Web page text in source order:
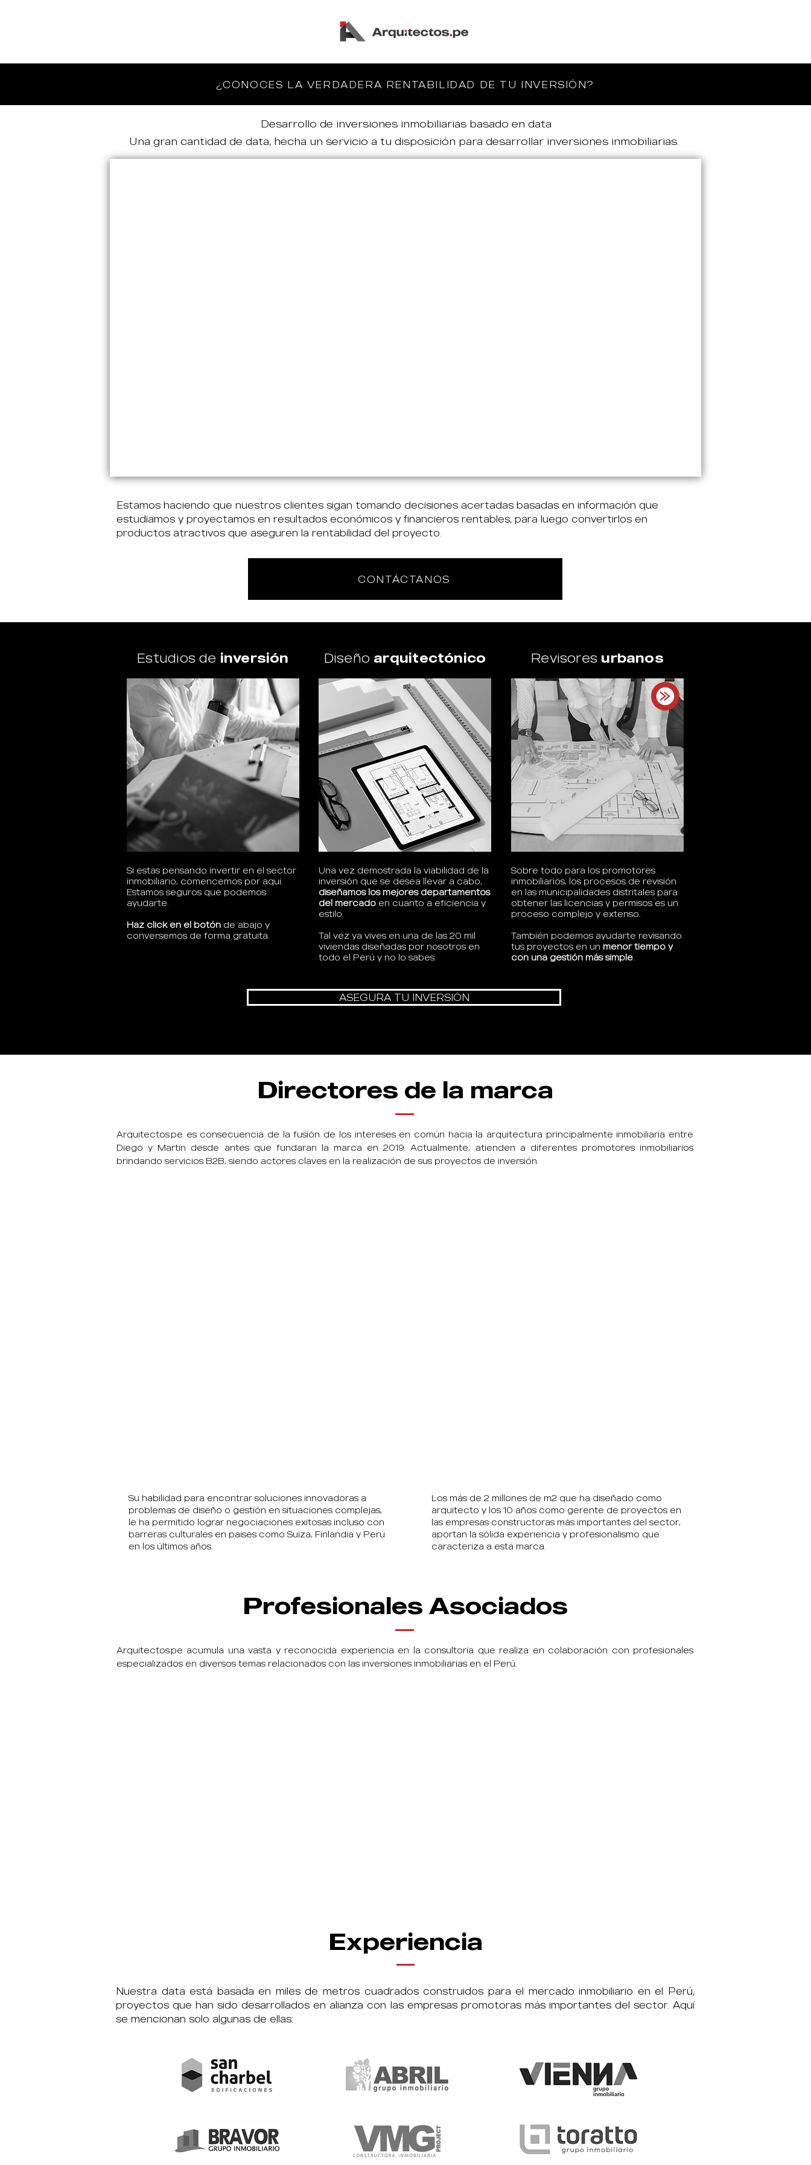
¿CONOCES LA VERDADERA RENTABILIDAD DE TU INVERSIÓN?
Desarrollo de inversiones inmobiliarias basado en data
Una gran cantidad de data, hecha un servicio a tu disposición para desarrollar inversiones inmobiliarias.
Estamos haciendo que nuestros clientes sigan tomando decisiones acertadas basadas en información que
estudiamos y proyectamos en resultados económicos y financieros rentables, para luego convertirlos en
productos atractivos que aseguren la rentabilidad del proyecto.
CONTÁCTANOS
Estudios de inversión
Si estas pensando invertir en el sector
inmobiliario, comencemos por aquí.
Estamos seguros que podemos
ayudarte.
Haz click en el botón de abajo y
conversemos de forma gratuita.
Diseño arquitectónico
Una vez demostrada la viabilidad de la
inversión que se desea llevar a cabo,
diseñamos los mejores departamentos
del mercado en cuanto a eficiencia y
estilo.
Tal vez ya vives en una de las 20 mil
viviendas diseñadas por nosotros en
todo el Perú y no lo sabes.
Revisores urbanos
Sobre todo para los promotores
inmobiliarios, los procesos de revisión
en las municipalidades distritales para
obtener las licencias y permisos es un
proceso complejo y extenso.
También podemos ayudarte revisando
tus proyectos en un menor tiempo y
con una gestión más simple
ASEGURA TU INVERSIÓN
Directores de la marca
Arquitectos.pe es consecuencia de la fusión de los intereses en común hacia la arquitectura principalmente inmobiliaria entre
Diego y Martín desde antes que fundaran la marca en 2019. Actualmente, atienden a diferentes promotores inmobiliarios
brindando servicios B2B, siendo actores claves en la realización de sus proyectos de inversión.
Su habilidad para encontrar soluciones innovadoras a
problemas de diseño o gestión en situaciones complejas,
le ha permitido lograr negociaciones exitosas incluso con
barreras culturales en países como Suiza, Finlandia y Perú
en los últimos años.
Los más de 2 millones de m2 que ha diseñado como
arquitecto y los 10 años como gerente de proyectos en
las empresas constructoras más importantes del sector,
aportan la sólida experiencia y profesionalismo que
caracteriza a esta marca.
Profesionales Asociados
Arquitectos.pe acumula una vasta y reconocida experiencia en la consultoría que realiza en colaboración con profesionales
especializados en diversos temas relacionados con las inversiones inmobiliarias en el Perú.
Experiencia
Nuestra data está basada en miles de metros cuadrados construidos para el mercado inmobiliario en el Perú,
proyectos que han sido desarrollados en alianza con las empresas promotoras más importantes del sector. Aquí
se mencionan solo algunas de ellas: